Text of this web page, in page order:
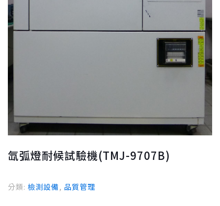
氙弧燈耐候試驗機(TMJ-9707B)
分類: 檢測設備, 品質管理